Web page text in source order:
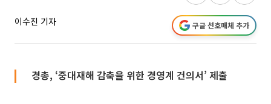
이수진 기자 구글 선호매체 추가
경총, ‘중대재해 감축을 위한 경영계 건의서’ 제출